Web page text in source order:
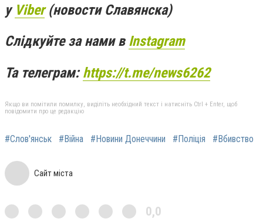
у Viber(новости Славянска)
Слідкуйте за нами в Instagram
Та телеграм:https://t.me/news6262
Якщо ви помітили помилку, виділіть необхідний текст і натисніть Ctrl + Enter, щоб
повідомити про це редакцію
#Слов'янськ #Війна #Новини Донеччини #Поліція #Вбивство
Сайт міста
0,0